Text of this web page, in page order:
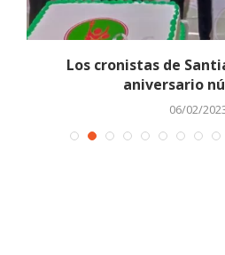
Los cronistas de
aniversario
06/02/